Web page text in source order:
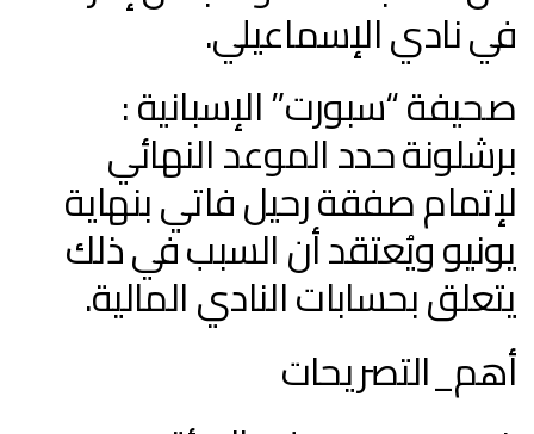
في نادي الإسماعيلي.
صحيفة “سبورت” الإسبانية :
برشلونة حدد الموعد النهائي
لإتمام صفقة رحيل فاتي بنهاية
يونيو ويُعتقد أن السبب في ذلك
يتعلق بحسابات النادي المالية.
أهم_التصريحات